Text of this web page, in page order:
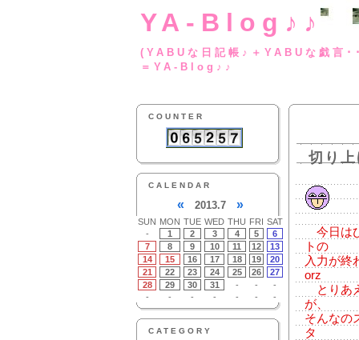
YA-Blog♪♪
(YABUな日記帳♪
＝YA-Blog♪♪
COUNTER
CALENDAR
« 2013.7 »
SUN MON TUE WED THU FRI SAT
-
1 2 3 4 5
6
7
8 9 10 11 12
13
14
15 16 17 18 19
20
21
22 23 24 25 26
27
28
29 30 31 - -
-
-
- - - - - -
CATEGORY
切り
今日は
トの
入力が終
orz
とりあ
が、
そんなの
タ